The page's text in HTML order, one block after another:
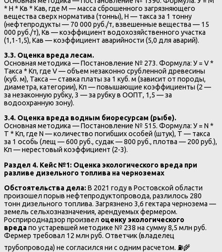
* Н * Кв * Кав, где М — масса сброшенного загрязняющего
вещества сверх норматива (тонны), Н — такса за 1 тонну
(нефтепродукты — 70 000 руб./т, взвешенные вещества — 15
000 руб./т), Кв — коэффициент водохозяйственного участка
(1,1-1,5), Кав — коэффициент аварийности (5,0 для аварий).
3.3. Оценка вреда лесам.
Основная методика — Постановление № 273. Формула: У = V *
Такса * Кп, где V — объем незаконно срубленной древесины
(куб. м), Такса — ставка платы за 1 куб. м (зависит от породы,
диаметра, категории), Кп — повышающие коэффициенты (2 —
за незаконную рубку, 3 — за рубку в ООПТ, 1,5 — за
водоохранную зону).
3.4. Оценка вреда водным биоресурсам (рыбе).
Основная методика — Постановление № 515. Формула: У = N *
Т * Кп, где N — количество погибших особей (штук), Т — такса
за 1 особь (лещ — 600 руб., судак — 800 руб., плотва — 200 руб.),
Кп — нерестовый коэффициент (2-3).
Раздел 4. Кейс №1: Оценка экологического вреда при
разливе дизельного топлива на черноземах
Обстоятельства дела:В 2021 году в Ростовской области
произошел порыв нефтепродуктопровода, разлилось 280
тонн дизельного топлива. Загрязнено 3,6 гектара чернозема —
земель сельхозназначения, арендуемых фермером.
Росприроднадзор произвел оценку экологического
вредапо устаревшей методике № 238 на сумму 8,5 млн руб.
Фермер требовал 12 млн руб. Ответчик (владелец
трубопровода) не согласился ни с одним расчетом. ⛽🌾